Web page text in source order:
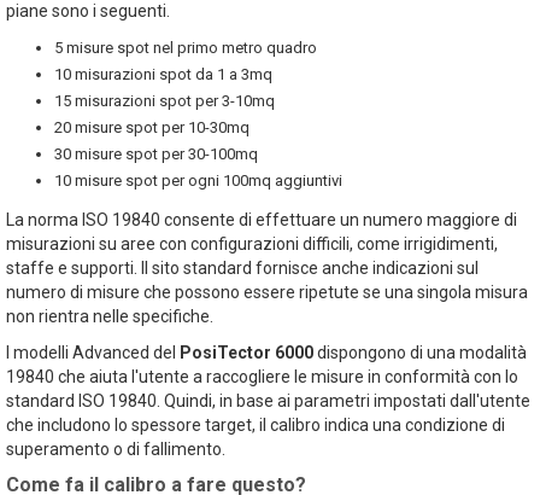
piane sono i seguenti.
5 misure spot nel primo metro quadro
10 misurazioni spot da 1 a 3mq
15 misurazioni spot per 3-10mq
20 misure spot per 10-30mq
30 misure spot per 30-100mq
10 misure spot per ogni 100mq aggiuntivi
La norma ISO 19840 consente di effettuare un numero maggiore di
misurazioni su aree con configurazioni difficili, come irrigidimenti,
staffe e supporti. Il sito standard fornisce anche indicazioni sul
numero di misure che possono essere ripetute se una singola misura
non rientra nelle specifiche.
I modelli Advanced del
PosiTector 6000dispongono di una modalità
19840 che aiuta l'utente a raccogliere le misure in conformità con lo
standard ISO 19840. Quindi, in base ai parametri impostati dall'utente
che includono lo spessore target, il calibro indica una condizione di
superamento o di fallimento.
Come fa il calibro a fare questo?